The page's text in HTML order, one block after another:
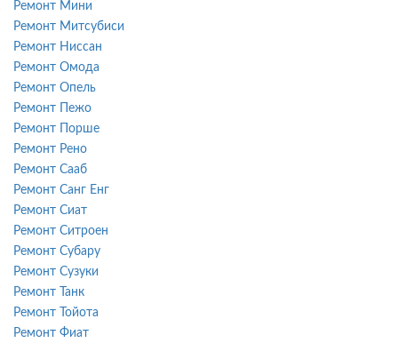
Ремонт Мини
Ремонт Митсубиси
Ремонт Ниссан
Ремонт Омода
Ремонт Опель
Ремонт Пежо
Ремонт Порше
Ремонт Рено
Ремонт Сааб
Ремонт Санг Енг
Ремонт Сиат
Ремонт Ситроен
Ремонт Субару
Ремонт Сузуки
Ремонт Танк
Ремонт Тойота
Ремонт Фиат